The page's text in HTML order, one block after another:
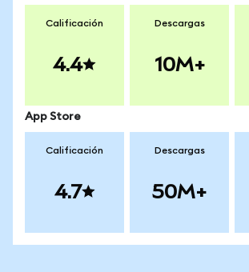
Calificación
4.4
Descargas
10M+
App Store
Calificación
4.7
Descargas
50M+